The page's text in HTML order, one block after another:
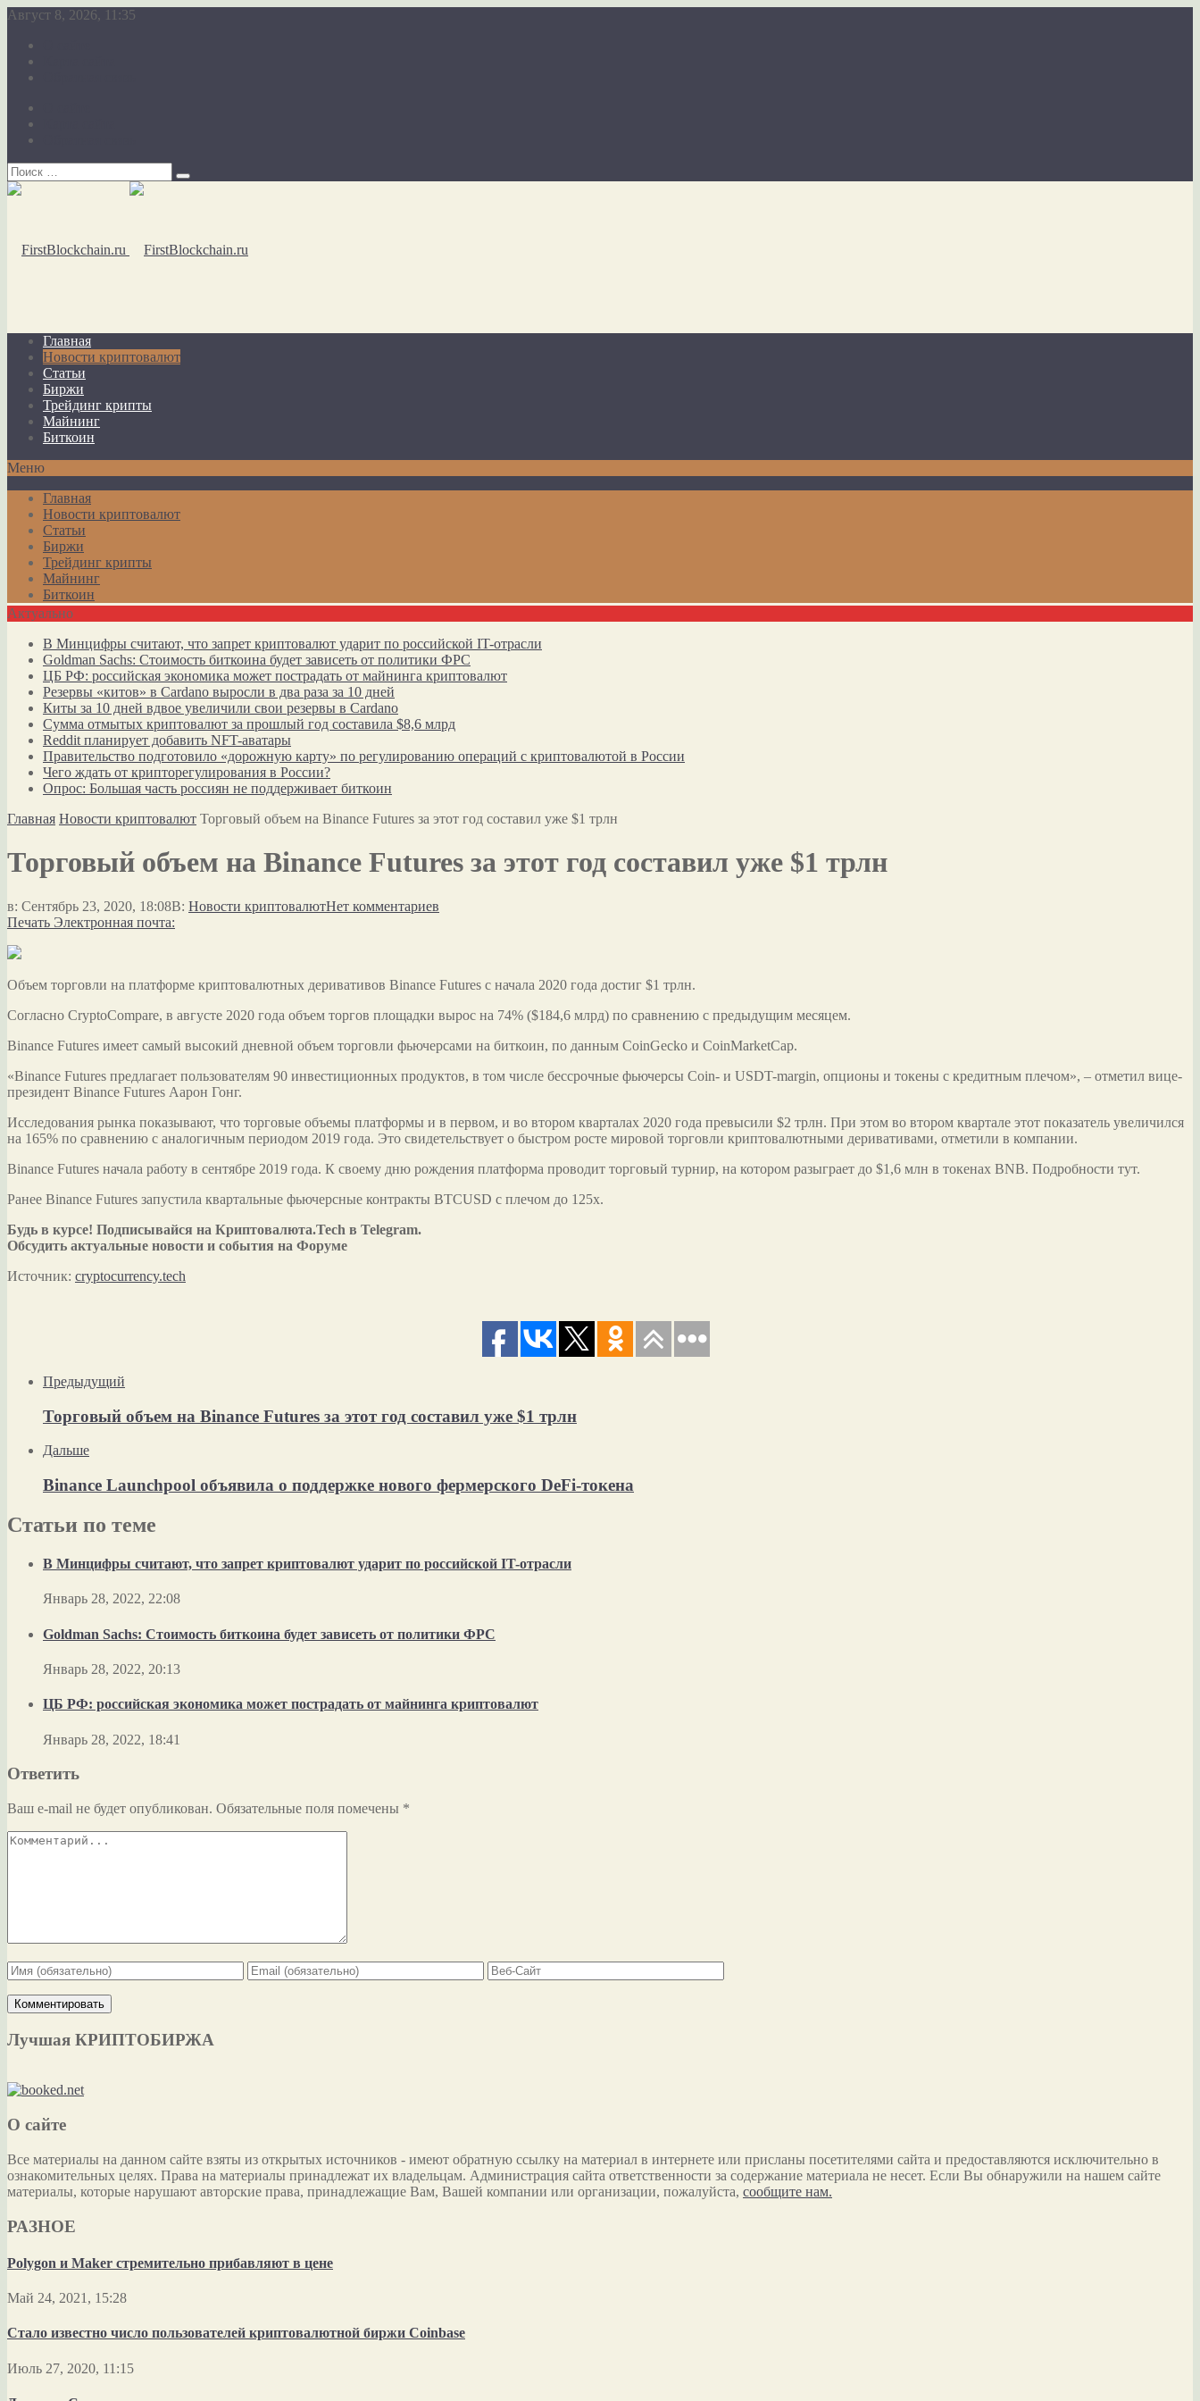
Август 8, 2026, 11:35
Главная
Новости криптовалют
Статьи
Биржи
Трейдинг крипты
Майнинг
Биткоин
Меню
Главная
Новости криптовалют
Статьи
Биржи
Трейдинг крипты
Майнинг
Биткоин
Актуально
В Минцифры считают, что запрет криптовалют ударит по российской IT-отрасли
Goldman Sachs: Стоимость биткоина будет зависеть от политики ФРС
ЦБ РФ: российская экономика может пострадать от майнинга криптовалют
Резервы «китов» в Cardano выросли в два раза за 10 дней
Киты за 10 дней вдвое увеличили свои резервы в Cardano
Сумма отмытых криптовалют за прошлый год составила $8,6 млрд
Reddit планирует добавить NFT-аватары
Правительство подготовило «дорожную карту» по регулированию операций с криптовалютой в России
Чего ждать от крипторегулирования в России?
Опрос: Большая часть россиян не поддерживает биткоин
Главная Новости криптовалют Торговый объем на Binance Futures за этот год составил уже $1 трлн
Торговый объем на Binance Futures за этот год составил уже $1 трлн
в: Сентябрь 23, 2020, 18:08В: Новости криптовалютНет комментариев
Печать Электронная почта:
Объем торговли на платформе криптовалютных деривативов Binance Futures с начала 2020 года достиг $1 трлн.
Согласно CryptoCompare, в августе 2020 года объем торгов площадки вырос на 74% ($184,6 млрд) по сравнению с предыдущим месяцем.
Binance Futures имеет самый высокий дневной объем торговли фьючерсами на биткоин, по данным CoinGecko и CoinMarketCap.
«Binance Futures предлагает пользователям 90 инвестиционных продуктов, в том числе бессрочные фьючерсы Coin- и USDT-margin, опционы и токены с кредитным плечом», – отметил вице-
президент Binance Futures Аарон Гонг.
Исследования рынка показывают, что торговые объемы платформы и в первом, и во втором кварталах 2020 года превысили $2 трлн. При этом во втором квартале этот показатель увеличился
на 165% по сравнению с аналогичным периодом 2019 года. Это свидетельствует о быстром росте мировой торговли криптовалютными деривативами, отметили в компании.
Binance Futures начала работу в сентябре 2019 года. К своему дню рождения платформа проводит торговый турнир, на котором разыграет до $1,6 млн в токенах BNB. Подробности тут.
Ранее Binance Futures запустила квартальные фьючерсные контракты BTCUSD с плечом до 125x.
Будь в курсе! Подписывайся на Криптовалюта.Tech в Telegram.
Обсудить актуальные новости и события на Форуме
Источник: cryptocurrency.tech
Предыдущий
Торговый объем на Binance Futures за этот год составил уже $1 трлн
Дальше
Binance Launchpool объявила о поддержке нового фермерского DeFi-токена
Статьи по теме
В Минцифры считают, что запрет криптовалют ударит по российской IT-отрасли
Январь 28, 2022, 22:08
Goldman Sachs: Стоимость биткоина будет зависеть от политики ФРС
Январь 28, 2022, 20:13
ЦБ РФ: российская экономика может пострадать от майнинга криптовалют
Январь 28, 2022, 18:41
Ответить
Ваш e-mail не будет опубликован. Обязательные поля помечены *
Лучшая КРИПТОБИРЖА
О сайте
Все материалы на данном сайте взяты из открытых источников - имеют обратную ссылку на материал в интернете или присланы посетителями сайта и предоставляются исключительно в
ознакомительных целях. Права на материалы принадлежат их владельцам. Администрация сайта ответственности за содержание материала не несет. Если Вы обнаружили на нашем сайте
материалы, которые нарушают авторские права, принадлежащие Вам, Вашей компании или организации, пожалуйста, сообщите нам.
РАЗНОЕ
Polygon и Maker стремительно прибавляют в цене
Май 24, 2021, 15:28
Стало известно число пользователей криптовалютной биржи Coinbase
Июль 27, 2020, 11:15